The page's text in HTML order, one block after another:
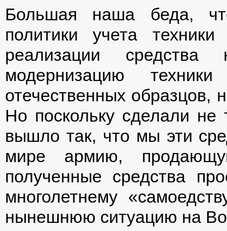
Большая наша беда,
политики учета
реализации
модернизацию
отечественных
Но поскольку сделали
вышло так, что мы эти
мире армию,
полученные средства
многолетнему
нынешнюю ситуацию на